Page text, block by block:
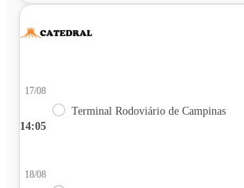
14:05
17/08
Terminal Rodoviário de Campinas
18/08